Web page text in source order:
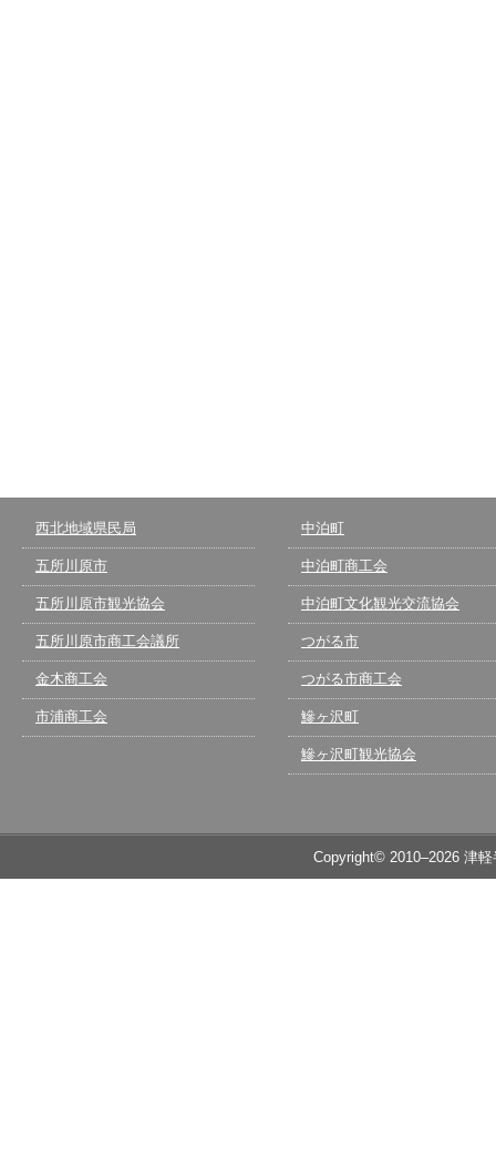
西北地域県民局
五所川原市
五所川原市観光協会
五所川原市商工会議所
金木商工会
市浦商工会
中泊町
中泊町商工会
中泊町文化観光交流協会
つがる市
つがる市商工会
鰺ヶ沢町
鰺ヶ沢町観光協会
Copyright© 2010–2026 津